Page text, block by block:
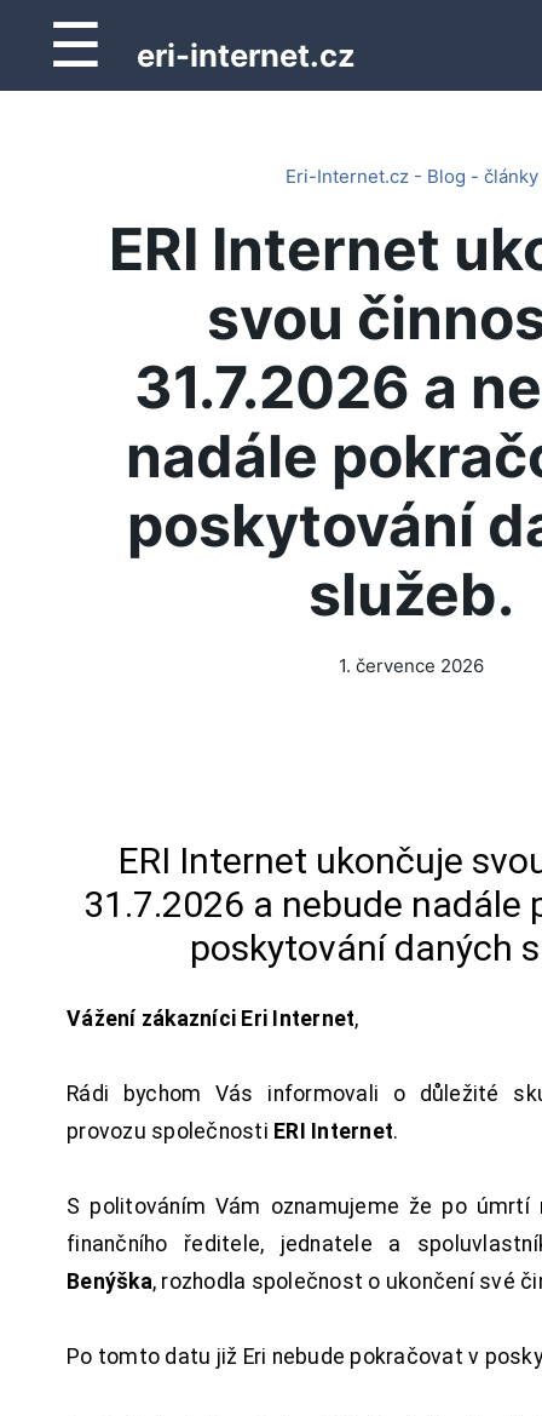
☰ eri-internet.cz
Eri-Internet.cz - Blog - články
ERI Internet
svou
31.7.2026 a
nadále
poskytování
služeb.
1. července 2026
ERI Internet ukončuje
31.7.2026 a nebude nadále
poskytování daných
Vážení zákazníci Eri Internet,
Rádi bychom Vás informovali o důležité
provozu společnosti ERI Internet.
S politováním Vám oznamujeme že po úmrtí
finančního ředitele, jednatele a
Benýška, rozhodla společnost o ukončení své
Po tomto datu již Eri nebude pokračovat v